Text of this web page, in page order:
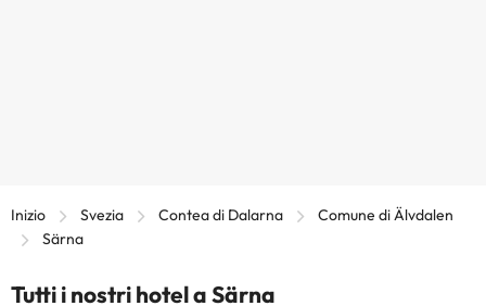
Inizio Svezia Contea di Dalarna
Comune di Älvdalen
Särna
Tutti i nostri hotel a Särna